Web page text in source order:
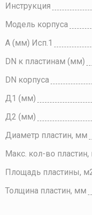
Инструкция
Модель корпуса
A (мм) Исп.1
DN к пластинам (мм)
DN корпуса
Д1 (мм)
Д2 (мм)
Диаметр пластин, мм
Макс. кол-во пластин,
Площадь пластины,
Толщина пластин, мм